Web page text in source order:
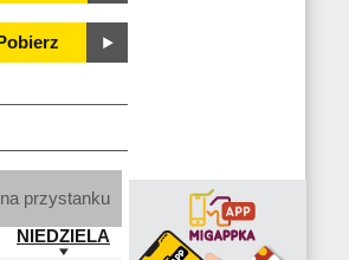
Pobierz
przystanku
NIEDZIELA